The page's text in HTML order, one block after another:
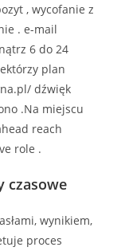
, wycofanie z
. e-mail
6 do 24
plan
dźwięk
.Na miejscu
reach
role .
czasowe
wynikiem,
proces